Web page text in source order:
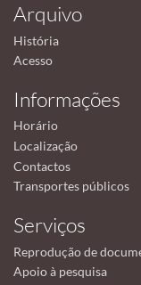
Arquivo
História
Acesso
Informações
Horário
Localização
Contactos
Transportes públicos
Serviços
Reprodução de
Apoio à pesquisa